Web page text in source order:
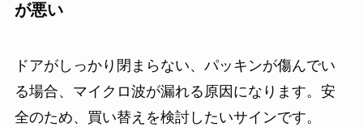
が悪い
ドアがしっかり閉まらない、パッキンが傷んでい
る場合、マイクロ波が漏れる原因になります。安
全のため、買い替えを検討したいサインです。